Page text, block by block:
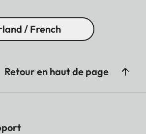
/ French
Retour en haut de page